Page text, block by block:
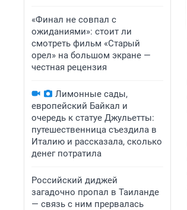
«Финал не совпал с
ожиданиями»: стоит ли
смотреть фильм «Старый
орел» на большом экране —
честная рецензия
Лимонные сады,
европейский Байкал и
очередь к статуе Джульетты:
путешественница съездила в
Италию и рассказала, сколько
денег потратила
Российский диджей
загадочно пропал в Таиланде
— связь с ним прервалась